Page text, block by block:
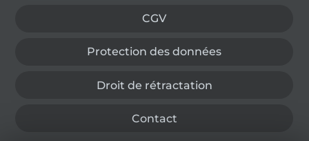
CGV
Protection des données
Droit de rétractation
Contact